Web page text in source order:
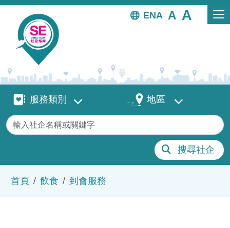
移至主內容
EN
服務類別服務類別 地區 地區
關鍵字
搜尋社企
首頁 飲食 到會服務